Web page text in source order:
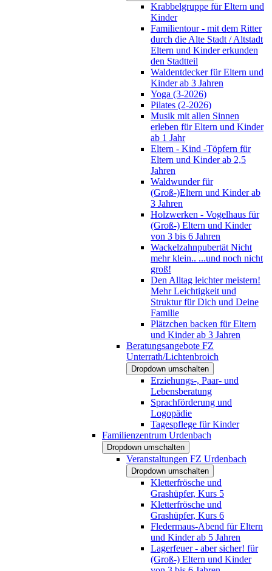
Krabbelgruppe für Eltern und
Kinder
Familientour - mit dem Ritter
durch die Alte Stadt / Altstadt
Eltern und Kinder erkunden
den Stadtteil
Waldentdecker für Eltern und
Kinder ab 3 Jahren
Yoga (3-2026)
Pilates (2-2026)
Musik mit allen Sinnen
erleben für Eltern und Kinder
ab 1 Jahr
Eltern - Kind -Töpfern für
Eltern und Kinder ab 2,5
Jahren
Waldwunder für
(Groß-)Eltern und Kinder ab
3 Jahren
Holzwerken - Vogelhaus für
(Groß-) Eltern und Kinder
von 3 bis 6 Jahren
Wackelzahnpubertät Nicht
mehr klein.. ...und noch nicht
groß!
Den Alltag leichter meistern!
Mehr Leichtigkeit und
Struktur für Dich und Deine
Familie
Plätzchen backen für Eltern
und Kinder ab 3 Jahren
Beratungsangebote FZ
Unterrath/Lichtenbroich
Dropdown umschalten
Erziehungs-, Paar- und
Lebensberatung
Sprachförderung und
Logopädie
Tagespflege für Kinder
Familienzentrum Urdenbach
Dropdown umschalten
Veranstaltungen FZ Urdenbach
Dropdown umschalten
Kletterfrösche und
Grashüpfer, Kurs 5
Kletterfrösche und
Grashüpfer, Kurs 6
Fledermaus-Abend für Eltern
und Kinder ab 5 Jahren
Lagerfeuer - aber sicher! für
(Groß-) Eltern und Kinder